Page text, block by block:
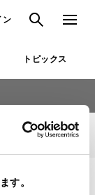
す。
ン 検索 メニュ
トピックス
車種選択